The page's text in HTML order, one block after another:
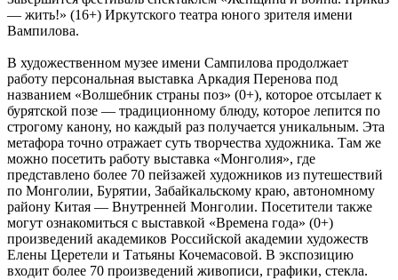
— жить!» (16+) Иркутского театра юного зрителя имени
Вампилова.
В художественном музее имени Сампилова продолжает
работу персональная выставка Аркадия Перенова под
названием «Волшебник страны поз» (0+), которое отсылает к
бурятской позе — традиционному блюду, которое лепится по
строгому канону, но каждый раз получается уникальным. Эта
метафора точно отражает суть творчества художника. Там же
можно посетить работу выставка «Монголия», где
представлено более 70 пейзажей художников из путешествий
по Монголии, Бурятии, Забайкальскому краю, автономному
району Китая — Внутренней Монголии. Посетители также
могут ознакомиться с выставкой «Времена года» (0+)
произведений академиков Российской академии художеств
Елены Церетели и Татьяны Кочемасовой. В экспозицию
входит более 70 произведений живописи, графики, стекла.